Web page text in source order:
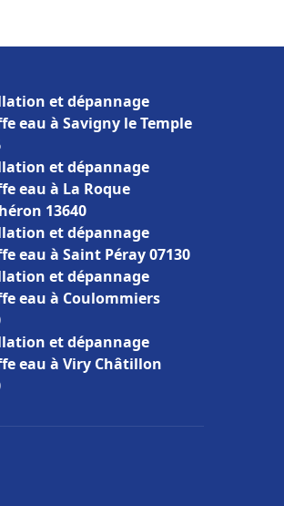
et dépannage
eau à Savigny le Temple
et dépannage
eau à La Roque
13640
et dépannage
eau à Saint Péray 07130
et dépannage
eau à Coulommiers
et dépannage
eau à Viry Châtillon